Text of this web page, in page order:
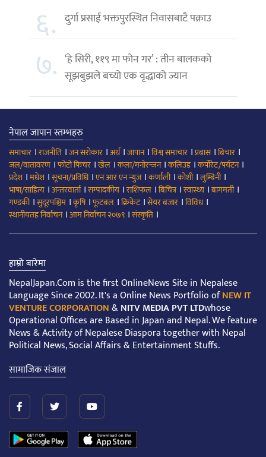
६. दुर्गा प्रसाईं भक्तपुरस्थित निवासबाटै पक्राउ
७. ‘हे सिरी, ११९ मा फोन गर’ : तीन बालकको
सूझबुझले बच्यो एक वृद्धाको ज्यान
नेपाल जापान स्तम्भहरु
समाचार ।राजनीति ।जन सरोकार ।अर्थ।जापान।विश्व समाचार ।प्रबास।बिचार ।
जल/वातावरण ।फोटो फिचर ।खेल ।कला/मनोरन्जन।कलिउड।कर्पोरेट/पर्यटन।
प्रदेश।मधेश।सूचना/प्रविधि।एन आर एन न्युज।कर्णाली।कोशी।लुम्बिनी।
भाषा/साहित्य ।अन्तरवार्ता।सम्पादकीय ।राशिफल ।बिचित्र।स्वास्थ्य ।बागमती।
गण्डकी।सुदूरपश्चिम ।कृषि।फूटबल ।क्रिकेट।सेयर बजार ।विविध।
स्थानीयतह निर्वाचन।आम निर्वाचन २०७९ ।संस्कृति ।
हाम्रो बारेमा
NepalJapan.Com is the first OnlineNews Site in Nepalese
Language Since 2002. It's a Online News Portfolio ofNEW IT
VENTURE CORPORATION&NITV MEDIA PVT LTDwhose
Operational Offices are Based in Japan and Nepal. We feature
News & Activity of Nepalese Diaspora together with Nepal
Political News, Social Affairs & Entertainment Stuffs.
सामाजिक संजाल